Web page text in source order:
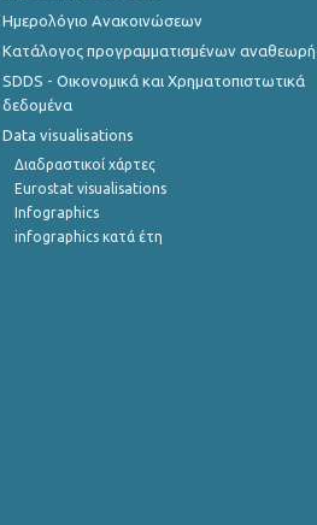
Σεπτεμβρίου 2022
Ιουλίου 2022
Ιουνίου 2022
Μαΐου 2022
Απριλίου 2022
Ημερολόγιο Ανακοινώσεων
Κατάλογος προγραμματισμένων
SDDS - Οικονομικά και Χρηματοπιστωτικά
δεδομένα
Data visualisations
Διαδραστικοί χάρτες
Eurostat visualisations
Infographics
infographics κατά έτη